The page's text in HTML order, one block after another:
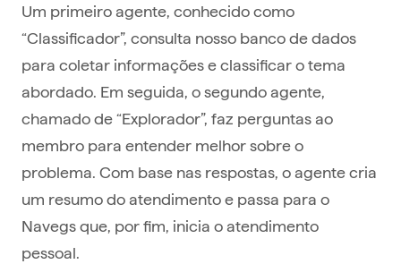
Um primeiro agente, conhecido como
“Classificador”, consulta nosso banco de dados
para coletar informações e classificar o tema
abordado. Em seguida, o segundo agente,
chamado de “Explorador”, faz perguntas ao
membro para entender melhor sobre o
problema. Com base nas respostas, o agente cria
um resumo do atendimento e passa para o
Navegs que, por fim, inicia o atendimento
pessoal.